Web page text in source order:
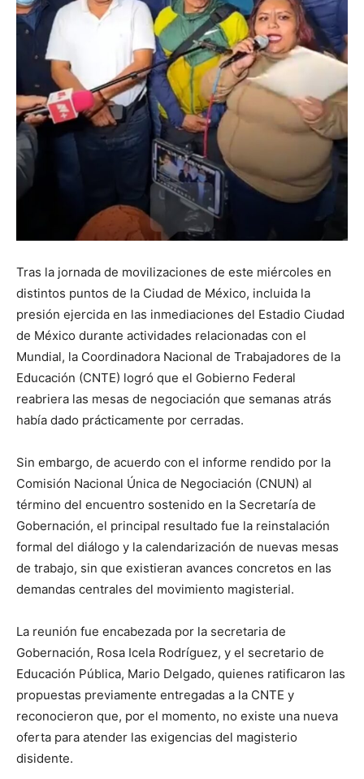
Tras la jornada de movilizaciones de este miércoles en
distintos puntos de la Ciudad de México, incluida la
presión ejercida en las inmediaciones del Estadio Ciudad
de México durante actividades relacionadas con el
Mundial, la Coordinadora Nacional de Trabajadores de la
Educación (CNTE) logró que el Gobierno Federal
reabriera las mesas de negociación que semanas atrás
había dado prácticamente por cerradas.
Sin embargo, de acuerdo con el informe rendido por la
Comisión Nacional Única de Negociación (CNUN) al
término del encuentro sostenido en la Secretaría de
Gobernación, el principal resultado fue la reinstalación
formal del diálogo y la calendarización de nuevas mesas
de trabajo, sin que existieran avances concretos en las
demandas centrales del movimiento magisterial.
La reunión fue encabezada por la secretaria de
Gobernación, Rosa Icela Rodríguez, y el secretario de
Educación Pública, Mario Delgado, quienes ratificaron las
propuestas previamente entregadas a la CNTE y
reconocieron que, por el momento, no existe una nueva
oferta para atender las exigencias del magisterio
disidente.